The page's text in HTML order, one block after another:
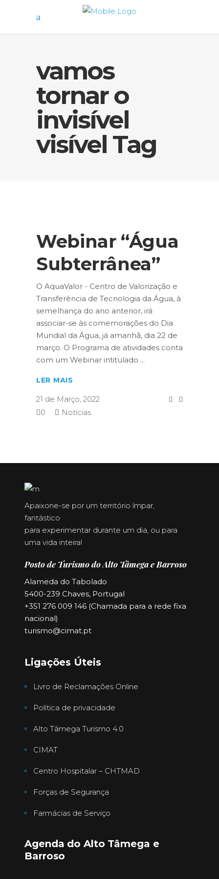
vamos
tornar o
invisível
visível Tag
Webinar “Água
Subterrânea”
O AquaValor - Centro de Valorização e
Transferência de Tecnologia da Água, à
semelhança do ano anterior, irá
associar-se às comemorações do Dia
Mundial da Água, já amanhã, dia 22 de
março. O Programa de atividades conta
com um Webinar intitulado
LER MAIS
21 de Março, 2022
0
Notícias
Apaixone-se por um território ímpar,
fantástico
para experimentar durante um dia, ou para
uma vida inteira!
Posto de Turismo do Alto Tâmega e Barroso
Alameda do Tabolado
5400-239 Chaves, Portugal
+351 276 009 146 (Chamada para a rede fixa
nacional)
turismo@cimat.pt
Ligações Úteis
Livro de Reclamações Online
Política de privacidade
Alto Tâmega Turismo 4.0
CIMAT
Centro Hospitalar – CHTMAD
Forças de Segurança
Farmácias de Serviço
Agenda do Alto Tâmega e
Barroso